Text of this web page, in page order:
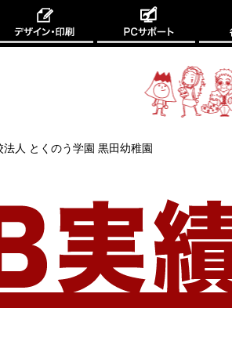
法人 とくのう学園 黒田幼稚園